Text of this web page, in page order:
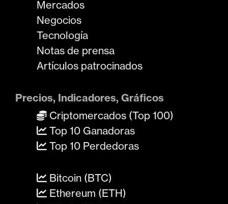
Mercados
Negocios
Tecnología
Notas de prensa
Artículos patrocinados
Precios, Indicadores, Gráficos
Criptomercados (Top 100)
Top 10 Ganadoras
Top 10 Perdedoras
Bitcoin (BTC)
Ethereum (ETH)